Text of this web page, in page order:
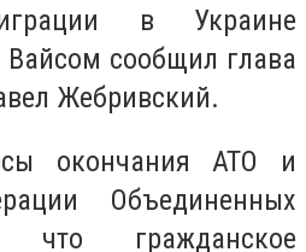
в Украине
сообщил глава
Жебривский.
окончания АТО и
Объединенных
что гражданское